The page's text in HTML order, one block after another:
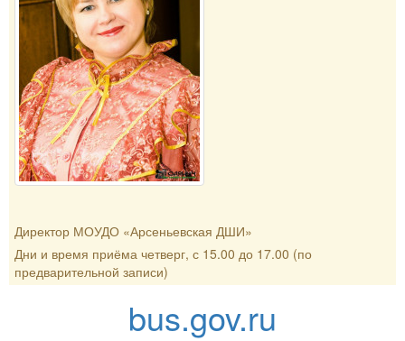
Директор МОУДО «Арсеньевская ДШИ»
Дни и время приёма четверг, с 15.00 до 17.00 (по
предварительной записи)
bus.gov.ru